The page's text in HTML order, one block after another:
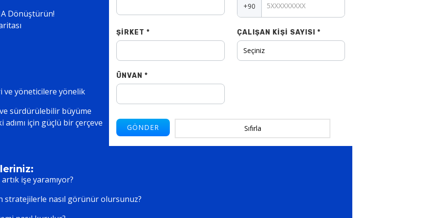
Dönüştürün!
ve yöneticilere yönelik
sürdürülebilir büyüme
için güçlü bir çerçeve
+90
ŞIRKET * ÇALIŞAN KIŞI SAYISI *
ÜNVAN *
işe yaramıyor?
stratejilerle nasıl görünür olursunuz?